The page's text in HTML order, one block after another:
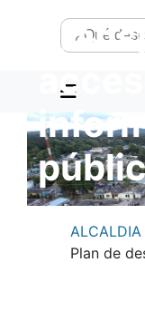
ALCALDIA
Plan de